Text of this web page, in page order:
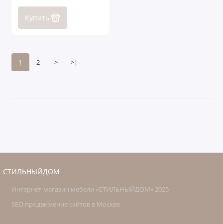
Купить
1 2 > >|
СТИЛЬНЫЙДОМ
Интернет-магазин мебели «СТИЛЬНЫЙДОМ» 2025
SEO продвижение сайтов в Москве